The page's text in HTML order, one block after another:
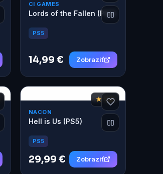
CI GAMES
Lords of the Fallen (PS5)
PS5
14,99 € Zobraziť
★ 7,6
NACON
Hell is Us (PS5)
PS5
29,99 € Zobraziť